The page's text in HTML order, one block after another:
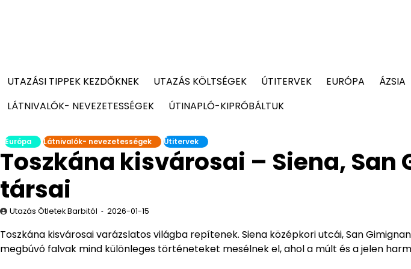
UTAZÁSI TIPPEK KEZDŐKNEK UTAZÁS KÖLTSÉGEK ÚTITERVEK EURÓPA ÁZSIA
LÁTNIVALÓK- NEVEZETESSÉGEK
ÚTINAPLÓ-KIPRÓBÁLTUK
Európa Látnivalók- nevezetességek Útitervek
Toszkána kisvárosai – Siena, San
társai
Utazás Ötletek Barbitól 2026-01-15
Toszkána kisvárosai varázslatos világba repítenek. Siena középkori utcái, San
megbúvó falvak mind különleges történeteket mesélnek el, ahol a múlt és a jelen